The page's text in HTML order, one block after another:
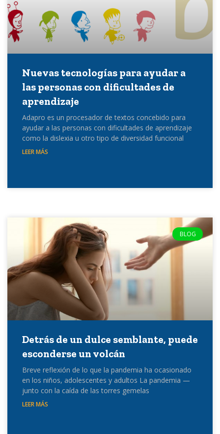
Nuevas tecnologías para ayudar a
las personas con dificultades de
aprendizaje
Adapro es un procesador de textos concebido para
ayudar a las personas con dificultades de aprendizaje
como la dislexia u otro tipo de diversidad funcional
LEER MÁS
BLOG
Detrás de un dulce semblante, puede
esconderse un volcán
Breve reflexión de lo que la pandemia ha ocasionado
en los niños, adolescentes y adultos La pandemia —
junto con la caída de las torres gemelas
LEER MÁS